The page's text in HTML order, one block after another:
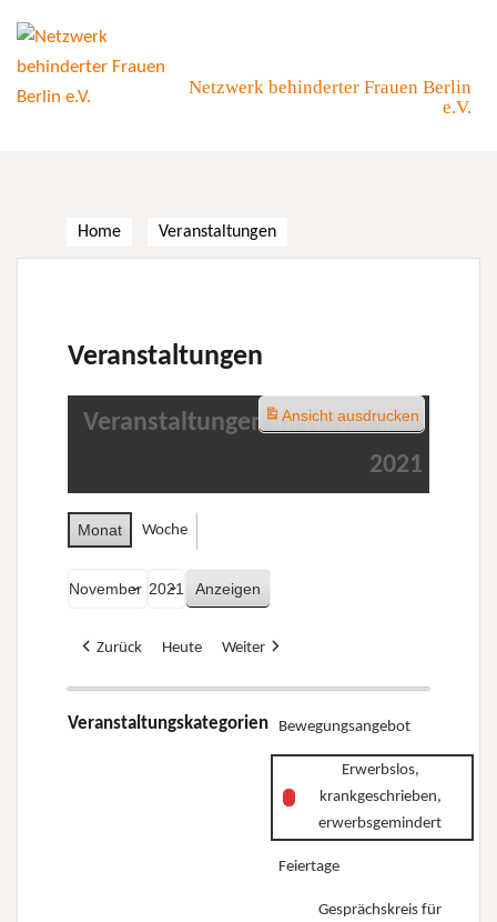
content
Netzwerk behinderter Frauen Berlin
e.V.
Home Veranstaltungen
Veranstaltungen
Veranstaltungen im November
2021
Monat Woche
Zurück Heute Weiter
Veranstaltungskategorien Bewegungsangebot
Erwerbslos,
krankgeschrieben,
erwerbsgemindert
Feiertage
Gesprächskreis für
Ansichtausdrucken